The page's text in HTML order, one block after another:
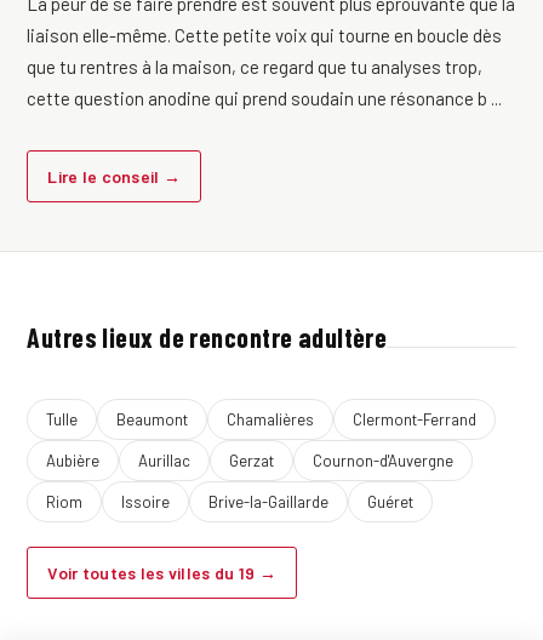
liaison elle-même. Cette petite voix qui tourne en boucle dès
que tu rentres à la maison, ce regard que tu analyses trop,
cette question anodine qui prend soudain une résonance b ...
Lire le conseil →
Autres lieux de rencontre adultère
Tulle Beaumont Chamalières Clermont-Ferrand
Aubière Aurillac Gerzat Cournon-d'Auvergne
Riom Issoire Brive-la-Gaillarde Guéret
Voir toutes les villes du 19 →